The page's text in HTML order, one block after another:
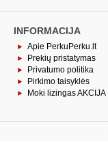
INFORMACIJA
Apie PerkuPerku.lt
Prekių pristatymas
Privatumo politika
Pirkimo taisyklės
Moki lizingas AKCIJA